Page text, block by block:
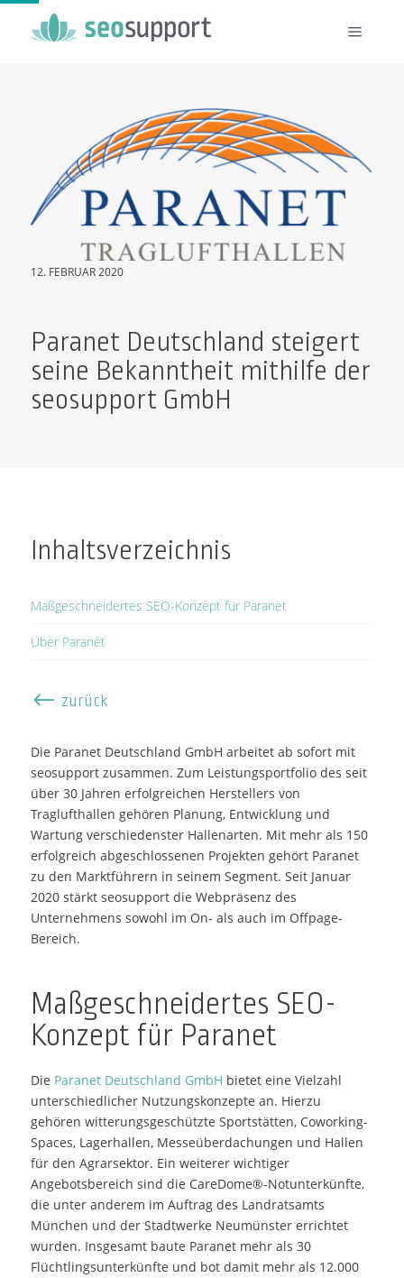
12. FEBRUAR 2020
Paranet Deutschland steigert
seine Bekanntheit mithilfe der
seosupport GmbH
Inhaltsverzeichnis
Maßgeschneidertes SEO-Konzept für Paranet
Über Paranet
# zurück
Die Paranet Deutschland GmbH arbeitet ab sofort mit
seosupport zusammen. Zum Leistungsportfolio des seit
über 30 Jahren erfolgreichen Herstellers von
Traglufthallen gehören Planung, Entwicklung und
Wartung verschiedenster Hallenarten. Mit mehr als 150
erfolgreich abgeschlossenen Projekten gehört Paranet
zu den Marktführern in seinem Segment. Seit Januar
2020 stärkt seosupport die Webpräsenz des
Unternehmens sowohl im On- als auch im Offpage-
Bereich.
Maßgeschneidertes SEO-
Konzept für Paranet
Die Paranet Deutschland GmbH bietet eine Vielzahl
unterschiedlicher Nutzungskonzepte an. Hierzu
gehören witterungsgeschützte Sportstätten, Coworking-
Spaces, Lagerhallen, Messeüberdachungen und Hallen
für den Agrarsektor. Ein weiterer wichtiger
Angebotsbereich sind die CareDome®-Notunterkünfte,
die unter anderem im Auftrag des Landratsamts
München und der Stadtwerke Neumünster errichtet
wurden. Insgesamt baute Paranet mehr als 30
Flüchtlingsunterkünfte und bot damit mehr als 12.000